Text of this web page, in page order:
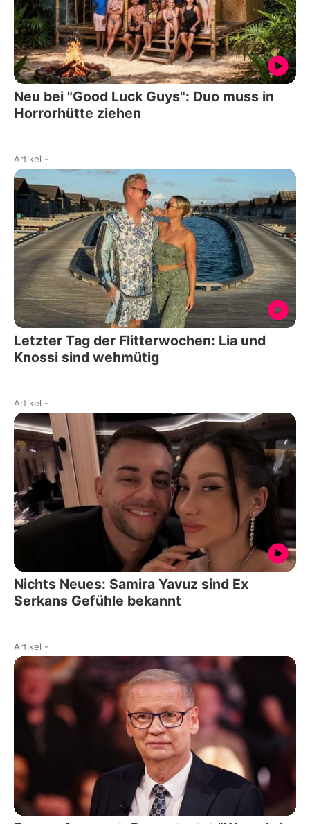
Neu bei "Good Luck Guys": Duo muss in
Horrorhütte ziehen
Artikel -
Letzter Tag der Flitterwochen: Lia und
Knossi sind wehmütig
Artikel -
Nichts Neues: Samira Yavuz sind Ex
Serkans Gefühle bekannt
Artikel -